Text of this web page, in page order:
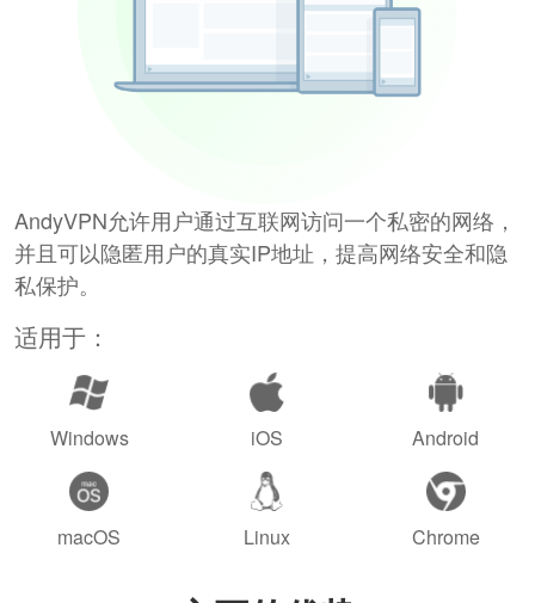
AndyVPN允许用户通过互联网访问一个私密的网络，
并且可以隐匿用户的真实IP地址，提高网络安全和隐
私保护。
适用于：
Windows iOS Android
macOS Linux Chrome